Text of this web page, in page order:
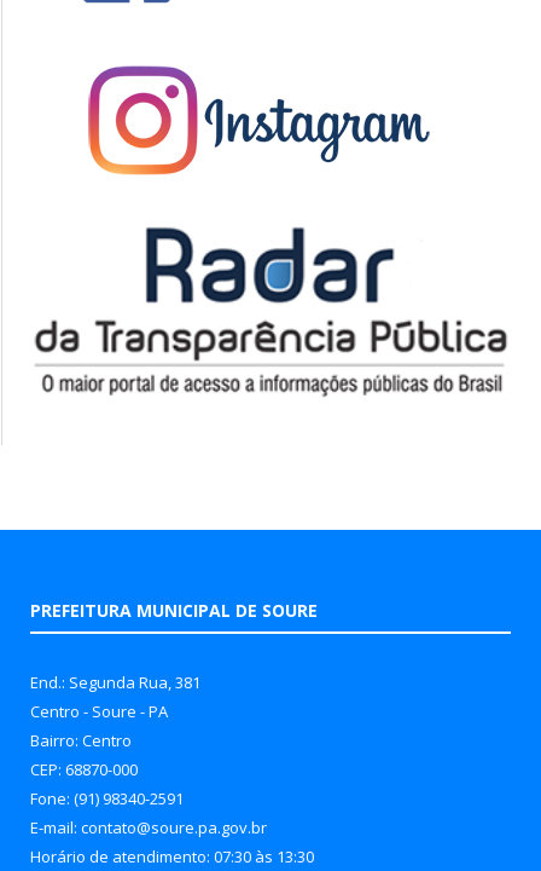
PREFEITURA MUNICIPAL DE SOURE
End.: Segunda Rua, 381
Centro - Soure - PA
Bairro: Centro
CEP: 68870-000
Fone: (91) 98340-2591
E-mail: contato@soure.pa.gov.br
Horário de atendimento: 07:30 às 13:30